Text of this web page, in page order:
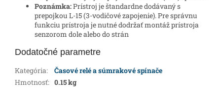
Poznámka:Prístroj je štandardne dodávaný s
prepojkou L-15 (3-vodičové zapojenie). Pre správnu
funkciu prístroja je nutné dodržať montáž prístroja
senzorom dole alebo do strán
Dodatočné parametre
Kategória:
Časové relé a súmrakové spínače
Hmotnosť: 0.15 kg